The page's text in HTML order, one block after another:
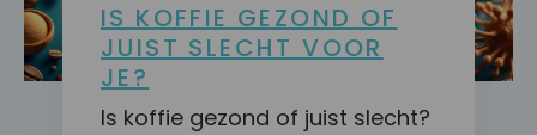
IS KOFFIE GEZOND OF
JUIST SLECHT VOOR
JE?
Is koffie gezond of juist slecht?